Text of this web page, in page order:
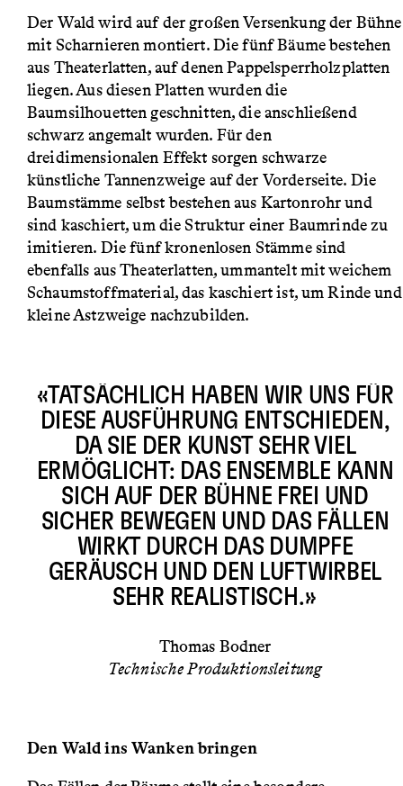
Der Wald wird auf der großen Versenkung der Bühne
mit Scharnieren montiert. Die fünf Bäume bestehen
aus Theaterlatten, auf denen Pappelsperrholzplatten
liegen. Aus diesen Platten wurden die
Baumsilhouetten geschnitten, die anschließend
schwarz angemalt wurden. Für den
dreidimensionalen Effekt sorgen schwarze
künstliche Tannenzweige auf der Vorderseite. Die
Baumstämme selbst bestehen aus Kartonrohr und
sind kaschiert, um die Struktur einer Baumrinde zu
imitieren. Die fünf kronenlosen Stämme sind
ebenfalls aus Theaterlatten, ummantelt mit weichem
Schaumstoffmaterial, das kaschiert ist, um Rinde und
kleine Astzweige nachzubilden.
«TATSÄCHLICH HABEN WIR UNS FÜR
DIESE AUSFÜHRUNG ENTSCHIEDEN,
DA SIE DER KUNST SEHR VIEL
ERMÖGLICHT: DAS ENSEMBLE KANN
SICH AUF DER BÜHNE FREI UND
SICHER BEWEGEN UND DAS FÄLLEN
WIRKT DURCH DAS DUMPFE
GERÄUSCH UND DEN LUFTWIRBEL
SEHR REALISTISCH.»
Thomas Bodner
Technische Produktionsleitung
Den Wald ins Wanken bringen